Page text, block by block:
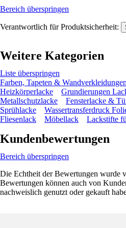
Bereich überspringen
Verantwortlich für Produktsicherheit:
Weitere Kategorien
Liste überspringen
Farben, Tapeten & Wandverkleidungen
Heizkörperlacke
Grundierungen
Metallschutzlacke
Fensterlacke &
Sprühlacke
Wassertransferdruck
Fliesenlack
Möbellack Lackstifte
Kundenbewertungen
Bereich überspringen
Die Echtheit der Bewertungen wurde
Bewertungen können auch von
nachweislich genutzt oder gekauft